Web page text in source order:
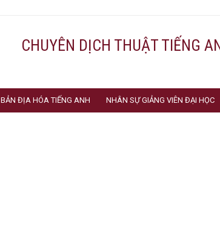
CHUYÊN DỊCH THUẬT TIẾNG
BẢN ĐỊA HÓA TIẾNG ANH NHÂN SỰ GIẢNG VIÊN ĐẠI HỌC